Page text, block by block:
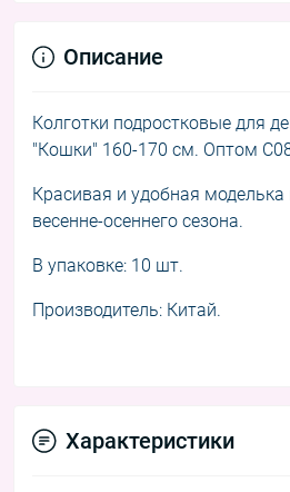
Описание
Колготки подростковые для
"Кошки" 160-170 см. Оптом
Красивая и удобная
весенне-осеннего сезона.
В упаковке: 10 шт.
Производитель: Китай.
Характеристики